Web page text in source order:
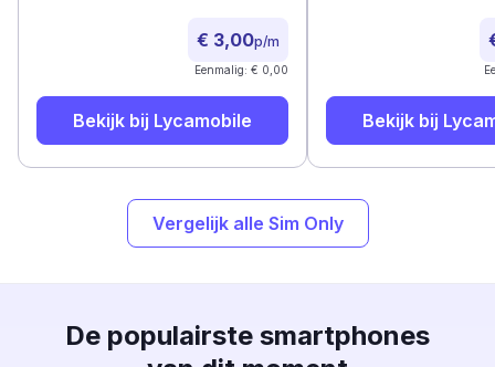
€ 3,00p/m
Eenmalig: € 0,00
Bekijk bij Lycamobile Bekijk bij
Vergelijk alle Sim Only
De populairste smartphones